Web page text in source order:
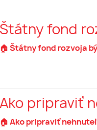
Štátny fond
🏠 Štátny fond rozvoja
Ako pripraviť
🏠 Ako pripraviť